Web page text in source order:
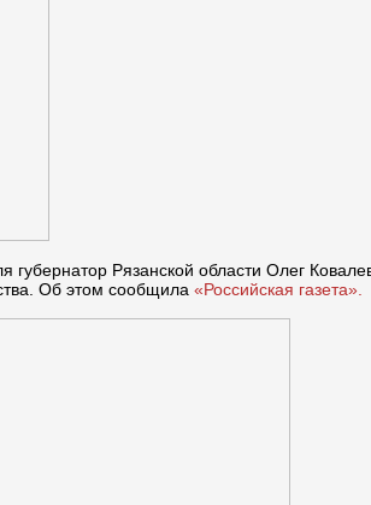
губернатор Рязанской области Олег
Об этом сообщила «Российская газета».